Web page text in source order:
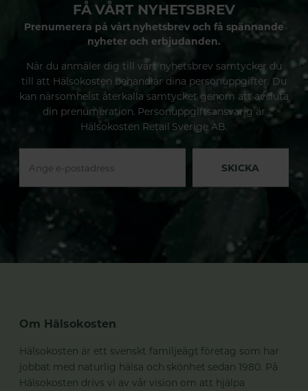
FÅ VÅRT NYHETSBREV
Prenumerera på vårt nyhetsbrev och få spännande
nyheter och erbjudanden.
När du anmäler dig till vårt nyhetsbrev samtycker du
till att Hälsokosten behandlar dina personuppgifter. Du
kan närsomhelst återkalla samtycket genom att avsluta
din prenumeration. Personuppgiftsansvarig är
Hälsokosten Retail Sverige AB.
SKICKA
Om Hälsokosten
Hälsokosten är ett svenskt familjeägt företag som har
jobbat med naturlig hälsa och skönhet sedan 1980. På
Hälsokosten drivs vi av vår vision om att hjälpa